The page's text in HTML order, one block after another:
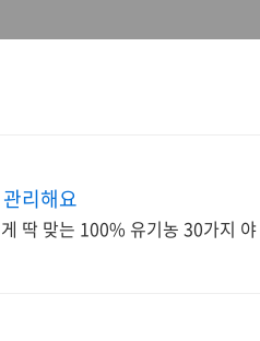
리해요
딱 맞는 100% 유기농 30가지 야